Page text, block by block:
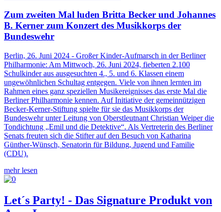
Zum zweiten Mal luden Britta Becker und Johannes
B. Kerner zum Konzert des Musikkorps der
Bundeswehr
Berlin, 26. Juni 2024 - Großer Kinder-Aufmarsch in der Berliner
Philharmonie: Am Mittwoch, 26. Juni 2024, fieberten 2.100
Schulkinder aus ausgesuchten 4., 5. und 6. Klassen einem
ungewöhnlichen Schultag entgegen. Viele von ihnen lernten im
Rahmen eines ganz speziellen Musikereignisses das erste Mal die
Berliner Philharmonie kennen. Auf Initiative der gemeinnützigen
Becker-Kerner-Stiftung spielte für sie das Musikkorps der
Bundeswehr unter Leitung von Oberstleutnant Christian Weiper die
Tondichtung „Emil und die Detektive“. Als Vertreterin des Berliner
Senats freuten sich die Stifter auf den Besuch von Katharina
Günther-Wünsch, Senatorin für Bildung, Jugend und Familie
(CDU).
mehr lesen
Let´s Party! - Das Signature Produkt von